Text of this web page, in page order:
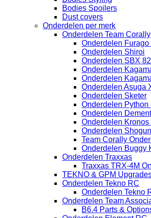
Bodies Spoilers
Dust covers
Onderdelen per merk
Onderdelen Team Corally
Onderdelen
Onderdelen Shiroi
Onderdelen SBX
Onderdelen
Onderdelen
Onderdelen Asuga
Onderdelen Sketer
Onderdelen Python
Onderdelen
Onderdelen
Onderdelen
Team Corally
Onderdelen Buggy
Onderdelen Traxxas
Traxxas TRX-4M
TEKNO & GPM
Onderdelen Tekno RC
Onderdelen Tekno
Onderdelen Team
B6.4 Parts &